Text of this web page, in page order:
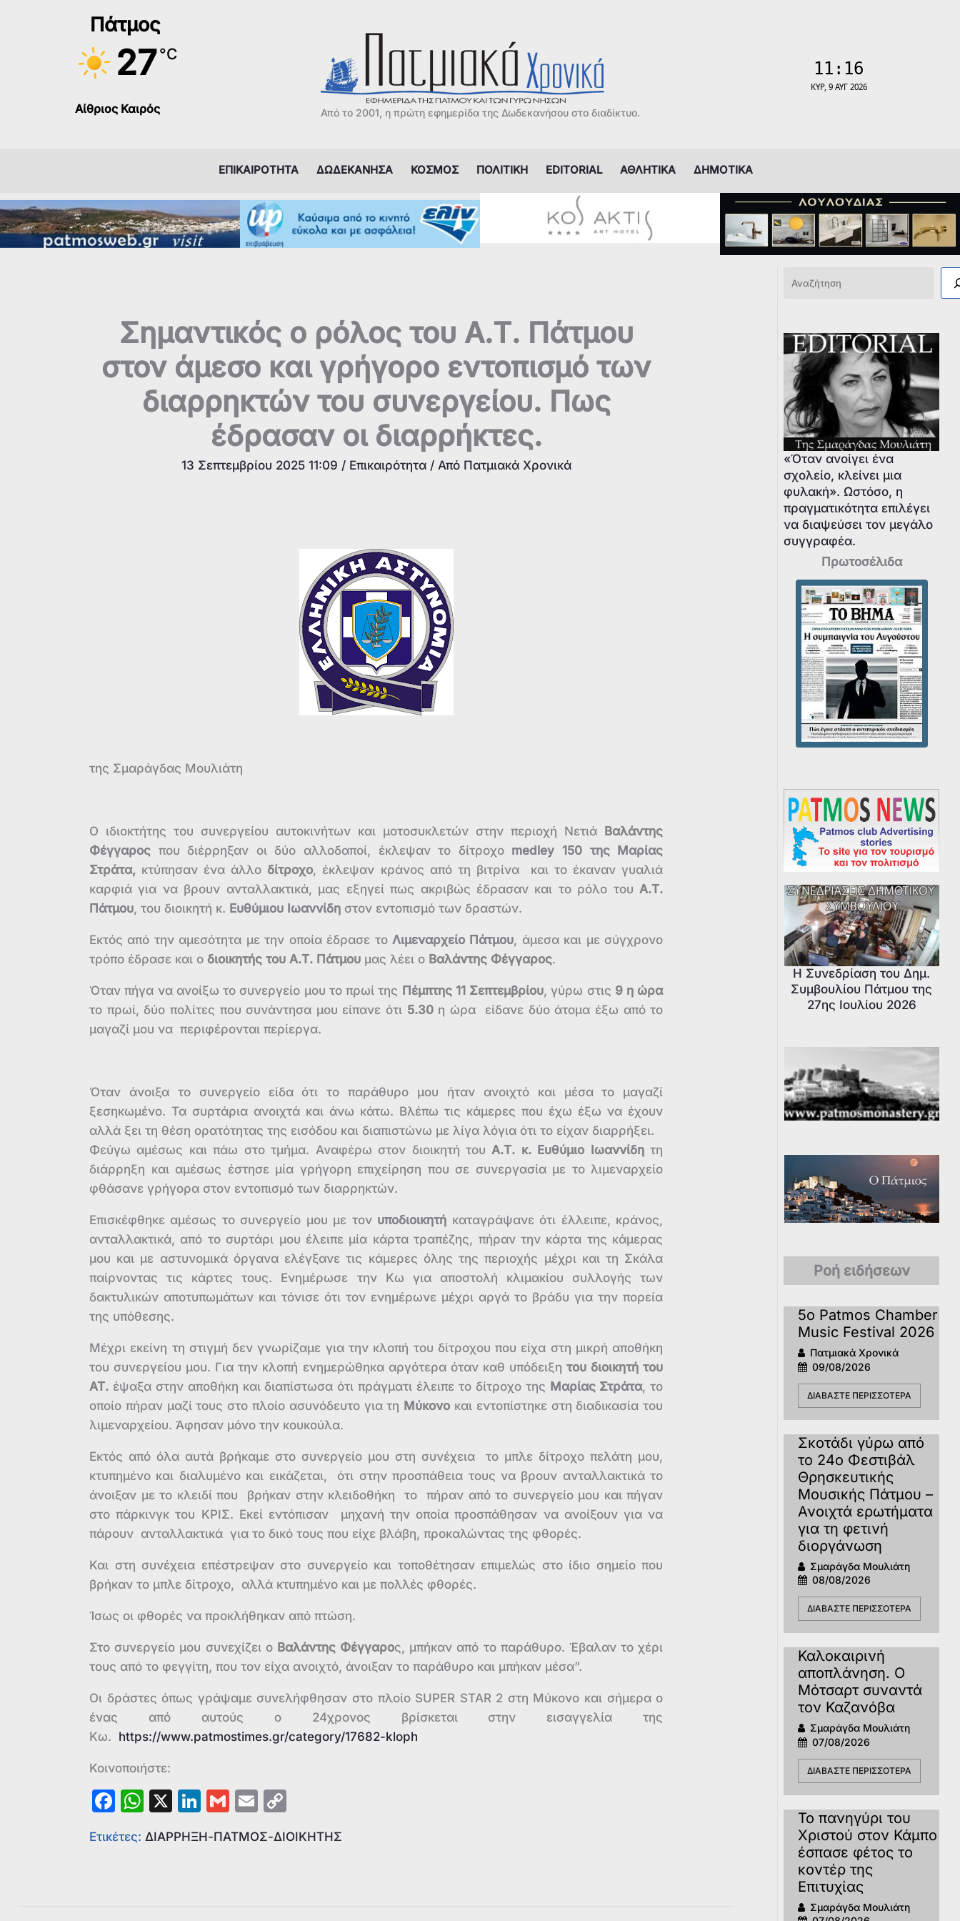
Πάτμος
27 °C
Αίθριος Καιρός Από το 2001, η πρώτη εφημερίδα της Δωδεκανήσου στο διαδίκτυο.
ΕΠΙΚΑΙΡΟΤΗΤΑ ΔΩΔΕΚΑΝΗΣΑ ΚΟΣΜΟΣ ΠΟΛΙΤΙΚΗ EDITORIAL ΑΘΛΗΤΙΚΑ ΔΗΜΟΤΙΚΑ
Σημαντικός ο ρόλος του Α.Τ. Πάτμου
στον άμεσο και γρήγορο εντοπισμό των
διαρρηκτών του συνεργείου. Πως
έδρασαν οι διαρρήκτες.
13 Σεπτεμβρίου 2025 11:09 / Επικαιρότητα/ Από Πατμιακά Χρονικά
της Σμαράγδας Μουλιάτη
Ο ιδιοκτήτης του συνεργείου αυτοκινήτων και μοτοσυκλετών στην περιοχή Νετιά Βαλάντης
Φέγγαρος που διέρρηξαν οι δύο αλλοδαποί, έκλεψαν το δίτροχο medley 150 της Μαρίας
Στράτα, κτύπησαν ένα άλλο δίτροχο, έκλεψαν κράνος από τη βιτρίνα
και το έκαναν γυαλιά
καρφιά για να βρουν ανταλλακτικά, μας εξηγεί πως ακριβώς έδρασαν και το ρόλο τουΑ.Τ.
Πάτμου, του διοικητή κ. Ευθύμιου Ιωαννίδη στον εντοπισμό των δραστών.
Εκτός από την αμεσότητα με την οποία έδρασε τοΛιμεναρχείο Πάτμου, άμεσα και με σύγχρονο
τρόπο έδρασε και ο διοικητής του Α.Τ. Πάτμου μας λέει ο Βαλάντης Φέγγαρος.
Όταν πήγα να ανοίξω το συνεργείο μου το πρωί της Πέμπτης 11 Σεπτεμβρίου, γύρω στις 9 η ώρα
το πρωί, δύο πολίτες που συνάντησα μου είπανε ότι 5.30η ώρα είδανε δύο άτομα έξω από το
μαγαζί μου να περιφέρονται περίεργα.
Όταν άνοιξα το συνεργείο είδα ότι το παράθυρο μου ήταν ανοιχτό και μέσα το μαγαζί
ξεσηκωμένο. Τα συρτάρια ανοιχτά και άνω κάτω. Βλέπω τις κάμερες που έχω έξω να έχουν
αλλά ξει τη θέση ορατότητας της εισόδου και διαπιστώνω με λίγα λόγια ότι το είχαν διαρρήξει.
Φεύγω αμέσως και πάω στο τμήμα. Αναφέρω στον διοικητή τουΑ.Τ. κ. Ευθύμιο Ιωαννίδητη
διάρρηξη και αμέσως έστησε μία γρήγορη επιχείρηση που σε συνεργασία με το λιμεναρχείο
φθάσανε γρήγορα στον εντοπισμό των διαρρηκτών.
Επισκέφθηκε αμέσως το συνεργείο μου με τον υποδιοικητή καταγράψανε ότι έλλειπε, κράνος,
ανταλλακτικά, από το συρτάρι μου έλειπε μία κάρτα τραπέζης, πήραν την κάρτα της κάμερας
μου και με αστυνομικά όργανα ελέγξανε τις κάμερες όλης της περιοχής μέχρι και τη Σκάλα
παίρνοντας τις κάρτες τους. Ενημέρωσε την Κω για αποστολή κλιμακίου συλλογής των
δακτυλικών αποτυπωμάτων και τόνισε ότι τον ενημέρωνε μέχρι αργά το βράδυ για την πορεία
της υπόθεσης.
Μέχρι εκείνη τη στιγμή δεν γνωρίζαμε για την κλοπή του δίτροχου που είχα στη μικρή αποθήκη
του συνεργείου μου. Για την κλοπή ενημερώθηκα αργότερα όταν καθ υπόδειξητου διοικητή του
ΑΤ. έψαξα στην αποθήκη και διαπίστωσα ότι πράγματι έλειπε το δίτροχο της Μαρίας Στράτα, το
οποίο πήραν μαζί τους στο πλοίο ασυνόδευτο για τη Μύκονο και εντοπίστηκε στη διαδικασία του
λιμεναρχείου. Άφησαν μόνο την κουκούλα.
Εκτός από όλα αυτά βρήκαμε στο συνεργείο μου στη συνέχεια το μπλε δίτροχο πελάτη μου,
κτυπημένο και διαλυμένο και εικάζεται, ότι στην προσπάθεια τους να βρουν ανταλλακτικά το
άνοιξαν με το κλειδί που βρήκαν στην κλειδοθήκη το πήραν από το συνεργείο μου και πήγαν
στο πάρκινγκ του ΚΡΙΣ. Εκεί εντόπισαν μηχανή την οποία προσπάθησαν να ανοίξουν για να
πάρουν ανταλλακτικά για το δικό τους που είχε βλάβη, προκαλώντας της φθορές.
Και στη συνέχεια επέστρεψαν στο συνεργείο και τοποθέτησαν επιμελώς στο ίδιο σημείο που
βρήκαν το μπλε δίτροχο, αλλά κτυπημένο και με πολλές φθορές.
Ίσως οι φθορές να προκλήθηκαν από πτώση.
Στο συνεργείο μου συνεχίζει ο Βαλάντης Φέγγαρος, μπήκαν από το παράθυρο. Έβαλαν το χέρι
τους από το φεγγίτη, που τον είχα ανοιχτό, άνοιξαν το παράθυρο και μπήκαν μέσα”.
Οι δράστες όπως γράψαμε συνελήφθησαν στο πλοίο SUPER STAR 2 στη Μύκονο και σήμερα ο
ένας από αυτούς ο 24χρονος βρίσκεται στην εισαγγελία της
Κω. https://www.patmostimes.gr/category/17682-kloph
Κοινοποιήστε:
F
c
W
at
X
Li
k
G
ai
E
ai p
Ετικέτες: ΔΙΑΡΡΗΞΗ-ΠΑΤΜΟΣ-ΔΙΟΙΚΗΤΗΣ
Αναζήτηση
«Όταν ανοίγει ένα
σχολείο, κλείνει μια
φυλακή». Ωστόσο, η
πραγματικότητα επιλέγει
να διαψεύσει τον μεγάλο
συγγραφέα.
Πρωτοσέλιδα
Η Συνεδρίαση του Δημ.
Συμβουλίου Πάτμου της
27ης Ιουλίου 2026
Ροή ειδήσεων
5o Patmos Chamber
Music Festival 2026
Πατμιακά Χρονικά
09/08/2026
ΔΙΑΒΆΣΤΕ ΠΕΡΙΣΣΌΤΕΡΑ
Σκοτάδι γύρω από
το 24ο Φεστιβάλ
Θρησκευτικής
Μουσικής Πάτμου –
Ανοιχτά ερωτήματα
για τη φετινή
διοργάνωση
Σμαράγδα Μουλιάτη
08/08/2026
ΔΙΑΒΆΣΤΕ ΠΕΡΙΣΣΌΤΕΡΑ
Καλοκαιρινή
αποπλάνηση. Ο
Μότσαρτ συναντά
τον Καζανόβα
Σμαράγδα Μουλιάτη
07/08/2026
ΔΙΑΒΆΣΤΕ ΠΕΡΙΣΣΌΤΕΡΑ
Το πανηγύρι του
Χριστού στον Κάμπο
έσπασε φέτος το
κοντέρ της
Επιτυχίας
Σμαράγδα Μουλιάτη